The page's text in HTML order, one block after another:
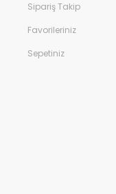
Sipariş Takip
Favorileriniz
Sepetiniz